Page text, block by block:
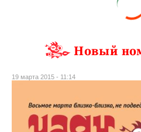
Новый
19 марта 2015 - 11:14